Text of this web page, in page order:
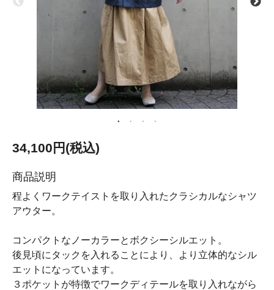
34,100円(税込)
商品説明
程よくワークテイストを取り入れたクラシカルなシャツ
アウター。
コンパクトなノーカラーとボクシーシルエット。
後見頃にタックを入れることにより、より立体的なシル
エットになっています。
３ポケットが特徴でワークディテールを取り入れながら